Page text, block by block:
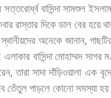
সত্তরোর্ধ্ব বাসিন্দা সামশুল ইসলাম
রাস্তার দিকে ডাল বের হয়ে
স্থানীয়দের অনেকে জানান,
এলাকার বাসিন্দা মোহাম্মদ সাগর
,তারা সাদা দাঁড়িওয়ালা এক
তেঁতুল পাড়লে কোনো সমস্যা হয়